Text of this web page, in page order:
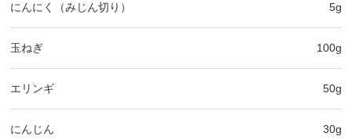
にんにく（みじん切り） 5g
玉ねぎ 100g
エリンギ 50g
にんじん 30g